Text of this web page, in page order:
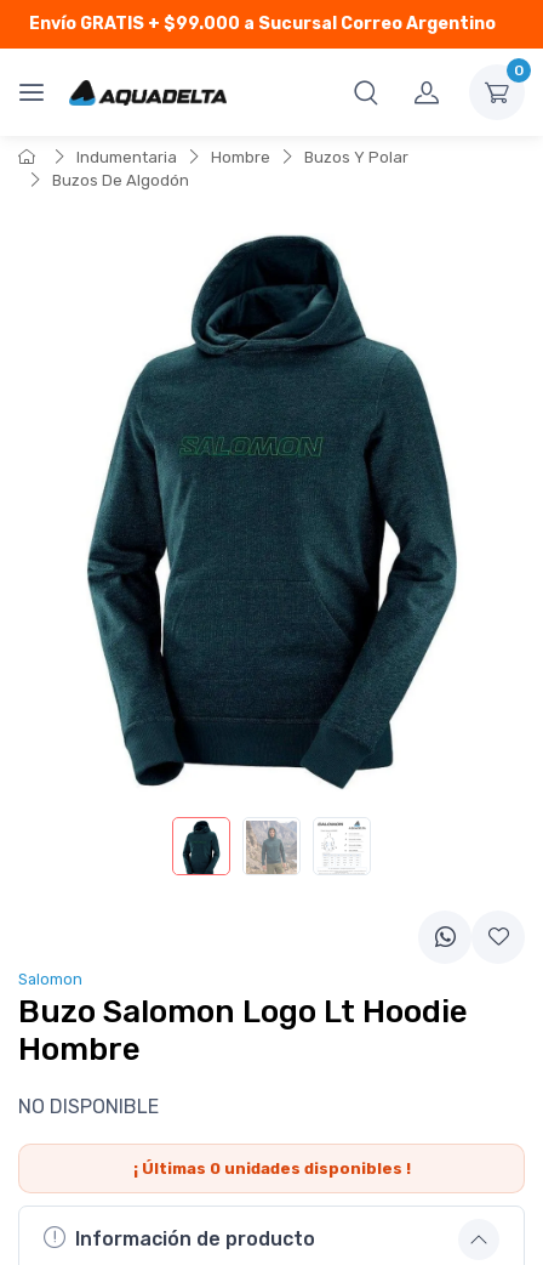
Envío GRATIS+ $99.000 a Sucursal Correo Argentino
0
Indumentaria Hombre
Buzos Y Polar
Buzos De Algodón
Salomon
Buzo Salomon Logo Lt Hoodie
Hombre
NO DISPONIBLE
¡ Últimas 0unidades disponibles !
Información de producto